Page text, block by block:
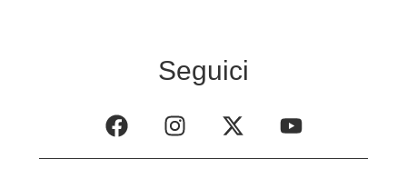
Seguici